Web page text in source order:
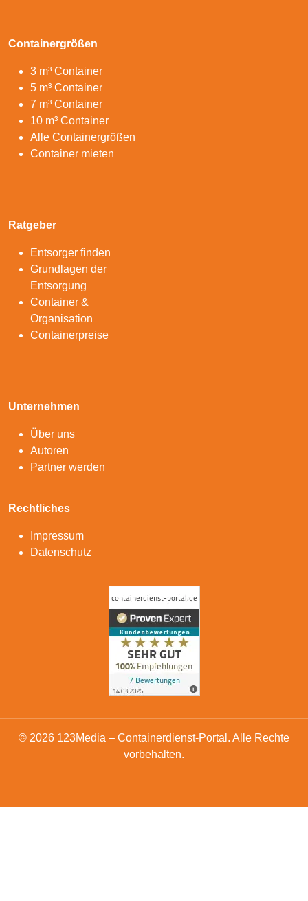
Containergrößen
3 m³ Container
5 m³ Container
7 m³ Container
10 m³ Container
Alle Containergrößen
Container mieten
Ratgeber
Entsorger finden
Grundlagen der
Entsorgung
Container &
Organisation
Containerpreise
Unternehmen
Über uns
Autoren
Partner werden
Rechtliches
Impressum
Datenschutz
© 2026 123Media – Containerdienst-Portal. Alle Rechte
vorbehalten.